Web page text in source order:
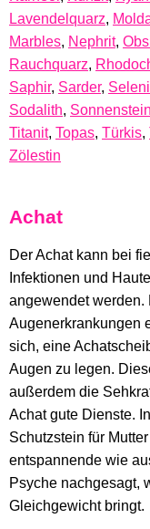
Lavendelquarz,
Marbles, Nephrit,
Rauchquarz,
Saphir, Sarder,
Sodalith, Sonnenstein
Titanit, Topas, Türkis,
Zölestin
Achat
Der Achat kann bei
Infektionen und
angewendet werden.
Augenerkrankungen
sich, eine
Augen zu legen.
außerdem die
Achat gute Dienste.
Schutzstein für
entspannende wie
Psyche nachgesagt,
Gleichgewicht bringt.